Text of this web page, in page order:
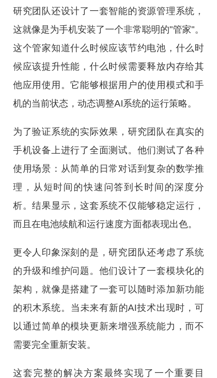
研究团队还设计了一套智能的资源管理系统，
这就像是为手机安装了一个非常聪明的"管家"。
这个管家知道什么时候应该节约电池，什么时
候应该提升性能，什么时候需要释放内存给其
他应用使用。它能够根据用户的使用模式和手
机的当前状态，动态调整AI系统的运行策略。
为了验证系统的实际效果，研究团队在真实的
手机设备上进行了全面测试。他们测试了各种
使用场景：从简单的日常对话到复杂的数学推
理，从短时间的快速问答到长时间的深度分
析。结果显示，这套系统不仅能够稳定运行，
而且在电池续航和运行速度方面都表现出色。
更令人印象深刻的是，研究团队还考虑了系统
的升级和维护问题。他们设计了一套模块化的
架构，就像是搭建了一套可以随时添加新功能
的积木系统。当未来有新的AI技术出现时，可
以通过简单的模块更新来增强系统能力，而不
需要完全重新安装。
这套完整的解决方案最终实现了一个重要目